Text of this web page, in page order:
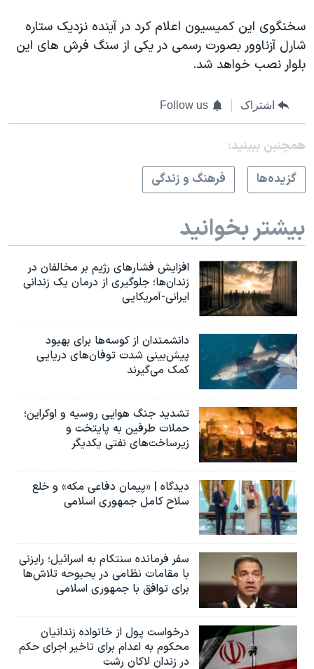
سخنگوی این کمیسیون اعلام کرد در آینده نزدیک ستاره
شارل آزناوور بصورت رسمی در یکی از سنگ فرش های این
بلوار نصب خواهد شد.
اشتراک Follow us
همچنبن ببینید:
گزيده‌ها
فرهنگ و زندگی
بیشتر بخوانید
افزایش فشارهای رژیم بر مخالفان در
زندان‌ها؛ جلوگیری از درمان یک زندانی
ایرانی-آمریکایی
دانشمندان از کوسه‌ها برای بهبود
پیش‌بینی شدت توفان‌های دریایی
کمک می‌گیرند
تشدید جنگ هوایی روسیه و اوکراین؛
حملات طرفین به پایتخت‌ و
زیرساخت‌های نفتی یکدیگر
دیدگاه | «پیمان دفاعی مکه» و خلع
سلاح کامل جمهوری اسلامی
سفر فرمانده سنتکام به اسرائیل؛ رایزنی
با مقامات نظامی در بحبوحه تلاش‌ها
برای توافق با جمهوری اسلامی
درخواست پول از خانواده زندانیان
محکوم به‌ اعدام برای تاخیر اجرای حکم
در زندان لاکان رشت